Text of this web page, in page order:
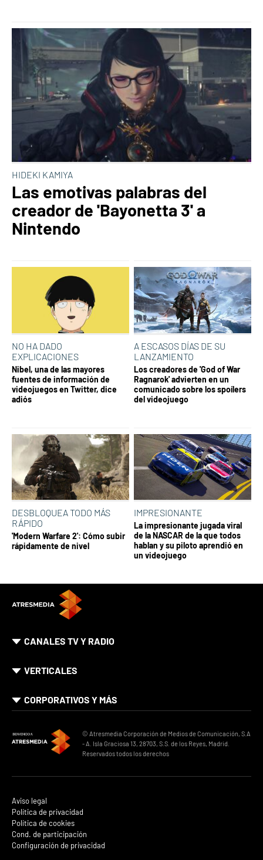
HIDEKI KAMIYA
Las emotivas palabras del
creador de 'Bayonetta 3' a
Nintendo
NO HA DADO
EXPLICACIONES
Nibel, una de las mayores
fuentes de información de
videojuegos en Twitter, dice
adiós
A ESCASOS DÍAS DE SU
LANZAMIENTO
Los creadores de 'God of War
Ragnarok' advierten en un
comunicado sobre los spoílers
del videojuego
DESBLOQUEA TODO MÁS
RÁPIDO
'Modern Warfare 2': Cómo subir
rápidamente de nivel
IMPRESIONANTE
La impresionante jugada viral
de la NASCAR de la que todos
hablan y su piloto aprendió en
un videojuego
CANALES TV Y RADIO
VERTICALES
CORPORATIVOS Y MÁS
© Atresmedia Corporación de Medios de Comunicación, S.A
- A. Isla Graciosa 13, 28703, S.S. de los Reyes, Madrid.
Reservados todos los derechos
Aviso legal
Política de privacidad
Política de cookies
Cond. de participación
Configuración de privacidad